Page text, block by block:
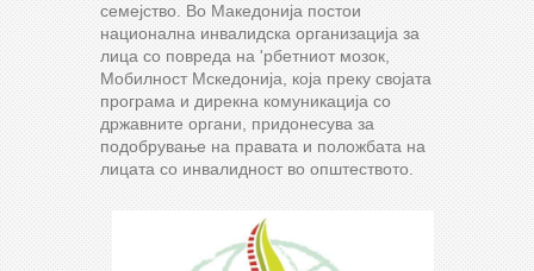
семејство. Во Македонија постои
национална инвалидска организација за
лица со повреда на 'рбетниот мозок,
Мобилност Мскедонија, која преку својата
програма и дирекна комуникација со
државните органи, придонесува за
подобрување на правата и положбата на
лицата со инвалидност во општеството.